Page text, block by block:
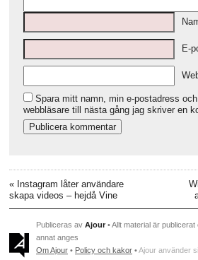
E-
Spara mitt namn, min e-postadress
webbläsare till nästa gång jag skriver en
« Instagram låter användare
skapa videos – hejdå Vine
Publiceras av Ajour • Allt material är publicerat
annat anges
Om Ajour • Policy och kakor •Ajour använder